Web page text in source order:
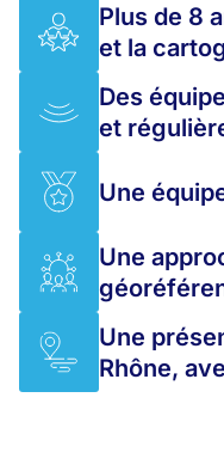
Plus de 8
et la
Des
et
Une
Une
Une
Rhône,